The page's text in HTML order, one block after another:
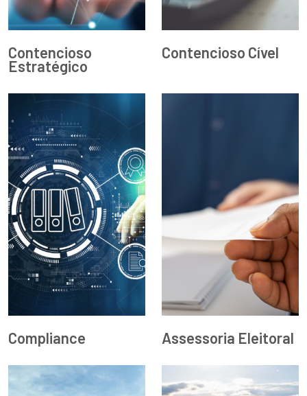
Contencioso
Estratégico
Contencioso Cível
Compliance Assessoria Eleitoral